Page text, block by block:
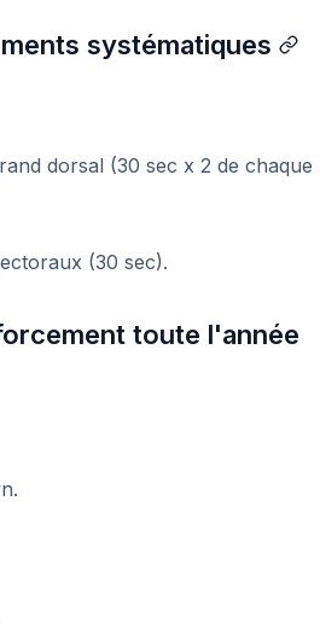
systématiques
dorsal (30 sec x 2 de chaque
(30 sec).
toute l'année